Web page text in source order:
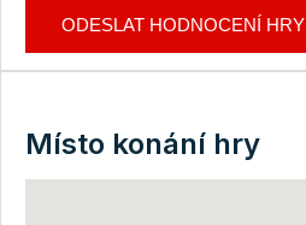
ODESLAT HODNOCENÍ HRY
Místo konání hry